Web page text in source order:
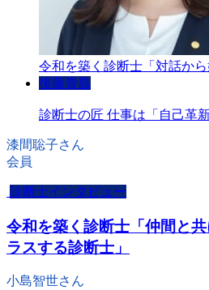
令和を築く診断士「対話か
後藤貴昌
診断士の匠 仕事は「自己革
漆間聡子さん
会員
診断士インタビュー
令和を築く診断士「仲間と
ラスする診断士」
小島智世さん